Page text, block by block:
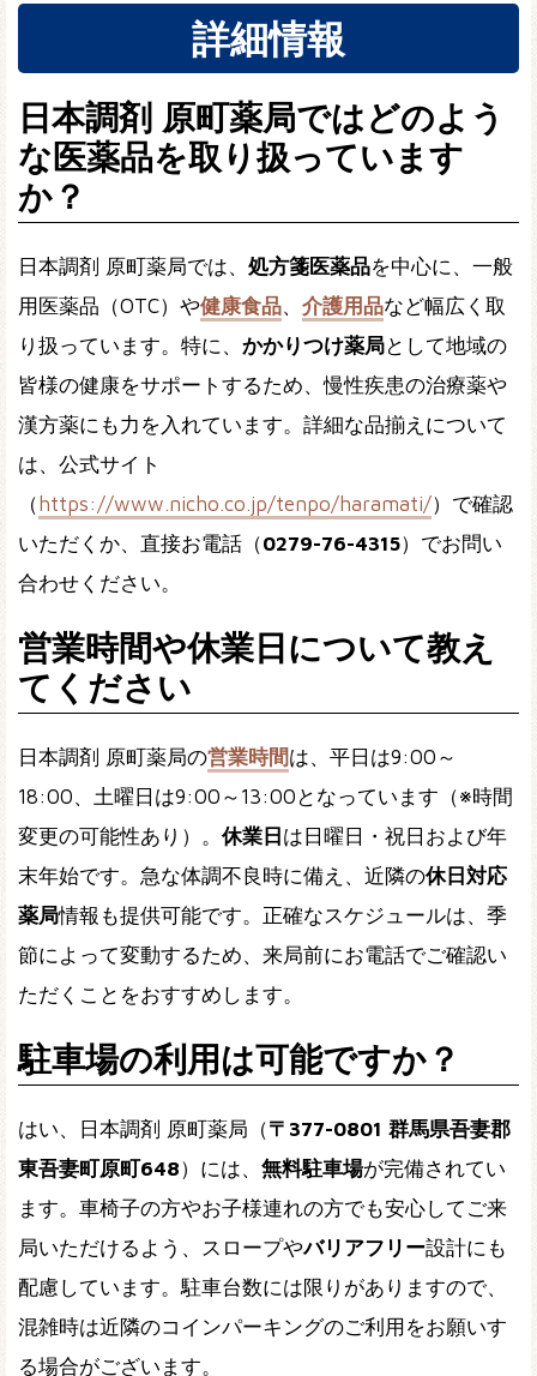
詳細情報
日本調剤 原町薬局ではどのよう
な医薬品を取り扱っています
か？
日本調剤 原町薬局では、 処方箋医薬品を中心に、一般
用医薬品（OTC）や健康食品、 介護用品など幅広く取
り扱っています。特に、 かかりつけ薬局として地域の
皆様の健康をサポートするため、慢性疾患の治療薬や
漢方薬にも力を入れています。詳細な品揃えについて
は、公式サイト
（https://www.nicho.co.jp/tenpo/haramati/）で確認
いただくか、直接お電話（0279-76-4315）でお問い
合わせください。
営業時間や休業日について教え
てください
日本調剤 原町薬局の営業時間は、平日は9:00～
18:00、土曜日は9:00～13:00 となっています（※時間
変更の可能性あり）。 休業日は日曜日・祝日および年
末年始です。急な体調不良時に備え、近隣の休日対応
薬局情報も提供可能です。正確なスケジュールは、季
節によって変動するため、来局前にお電話でご確認い
ただくことをおすすめします。
駐車場の利用は可能ですか？
はい、日本調剤 原町薬局（〒377-0801 群馬県吾妻郡
東吾妻町原町648）には、 無料駐車場が完備されてい
ます。車椅子の方やお子様連れの方でも安心してご来
局いただけるよう、スロープやバリアフリー設計にも
配慮しています。駐車台数には限りがありますので、
混雑時は近隣のコインパーキングのご利用をお願いす
る場合がございます。